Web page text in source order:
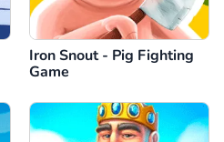
Iron Snout - Pig Fighting
Game